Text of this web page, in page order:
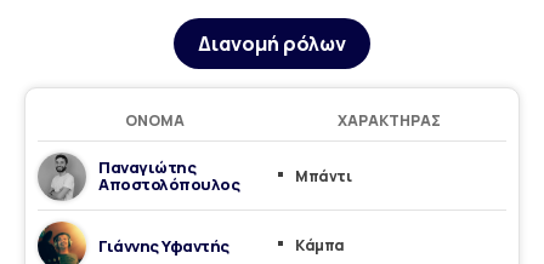
Διανομή ρόλων
ΌΝΟΜΑ ΧΑΡΑΚΤΉΡΑΣ
Παναγιώτης
Αποστολόπουλος Μπάντι
Γιάννης Υφαντής Κάμπα